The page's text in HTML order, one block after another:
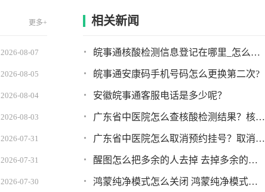
更多+
2026-08-07
2026-08-05
2026-08-04
2026-08-03
2026-07-31
2026-07-31
2026-07-30
相关新闻
皖事通核酸检测信息登记在哪里_怎么弄?详细图文教程
皖事通安康码手机号码怎么更换第二次?
安徽皖事通客服电话是多少呢？
广东省中医院怎么查核酸检测结果？核酸检测结果查询方法
广东省中医院怎么取消预约挂号？取消挂号方法
醒图怎么把多余的人去掉 去掉多余的人教程分享
鸿蒙纯净模式怎么关闭 鸿蒙纯净模式关不掉怎么办